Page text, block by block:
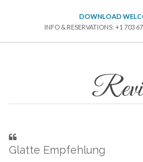
DOWNLOAD
INFO & RESERVATIONS: +1 703
Glatte Empfehlung